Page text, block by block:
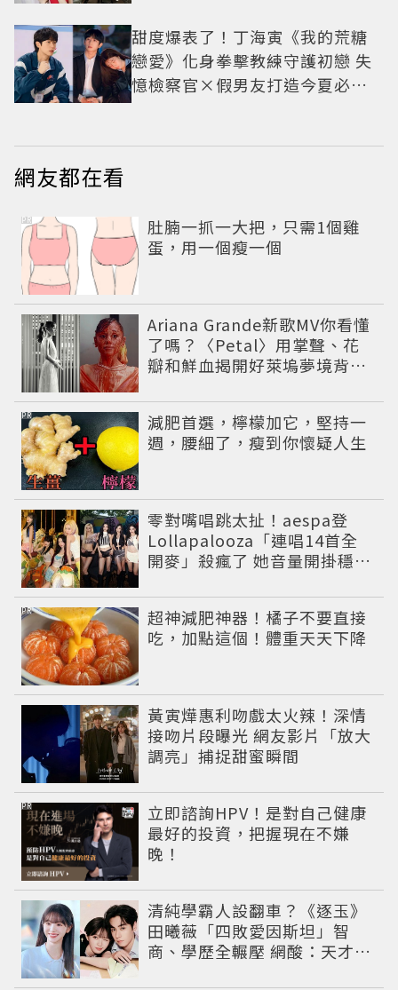
甜度爆表了！丁海寅《我的荒糖
戀愛》化身拳擊教練守護初戀 失
憶檢察官×假男友打造今夏必看
網友都在看
肚腩一抓一大把，只需1個雞
蛋，用一個瘦一個
PR
Ariana Grande新歌MV你看懂
了嗎？〈Petal〉用掌聲、花
瓣和鮮血揭開好萊塢夢境背後
減肥首選，檸檬加它，堅持一
週，腰細了，瘦到你懷疑人生
PR
零對嘴唱跳太扯！aespa登
Lollapalooza「連唱14首全
開麥」殺瘋了 她音量開掛穩到
超神減肥神器！橘子不要直接
吃，加點這個！體重天天下降
PR
黃寅燁惠利吻戲太火辣！深情
接吻片段曝光 網友影片「放大
調亮」捕捉甜蜜瞬間
立即諮詢HPV！是對自己健康
最好的投資，把握現在不嫌
晚！
PR
清純學霸人設翻車？《逐玉》
田曦薇「四敗愛因斯坦」智
商、學歷全輾壓 網酸：天才全